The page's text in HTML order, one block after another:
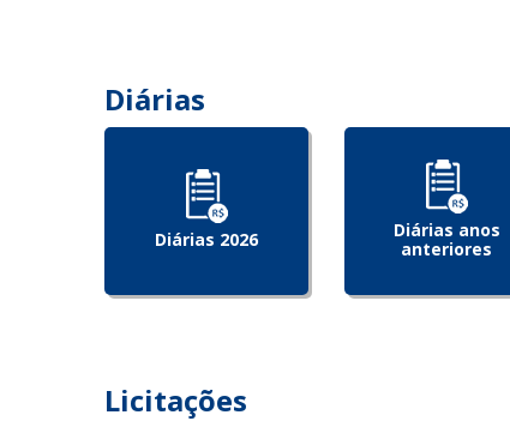
Diárias
Diárias 2026
Diárias anos
anteriores
Licitações